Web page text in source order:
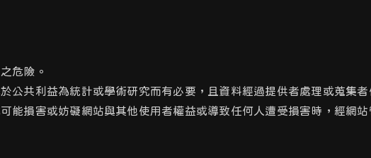
危險。
公共利益為統計或學術研究而有必要，且資料經過提供者處理或蒐集
能損害或妨礙網站與其他使用者權益或導致任何人遭受損害時，經網